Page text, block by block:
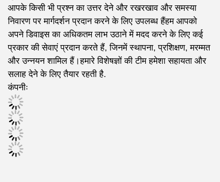
आपके किसी भी प्रश्न का उत्तर देने और रखरखाव और समस्या
निवारण पर मार्गदर्शन प्रदान करने के लिए उपलब्ध हैंहम आपको
अपने डिवाइस का अधिकतम लाभ उठाने में मदद करने के लिए कई
प्रकार की सेवाएं प्रदान करते हैं, जिनमें स्थापना, प्रशिक्षण, मरम्मत
और उन्नयन शामिल हैं।हमारे विशेषज्ञों की टीम हमेशा सहायता और
सलाह देने के लिए तैयार रहती है.
कंपनीः